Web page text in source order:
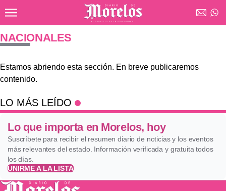
Diario de Morelos
NACIONALES
Estamos abriendo esta sección. En breve publicaremos
contenido.
LO MÁS LEÍDO
Lo que importa en Morelos, hoy
Suscríbete para recibir el resumen diario de noticias y los eventos
más relevantes del estado. Información verificada y gratuita todos
los días.
UNIRME A LA LISTA